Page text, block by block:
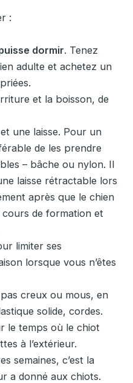
:
dormir. Tenez
adulte et achetez un
et la boisson, de
une laisse. Pour un
de les prendre
– bâche ou nylon. Il
laisse rétractable lors
après que le chien
de formation et
limiter ses
lorsque vous n’êtes
creux ou mous, en
solide, cordes.
le temps où le chiot
à l’extérieur.
semaines, c’est la
a donné aux chiots.